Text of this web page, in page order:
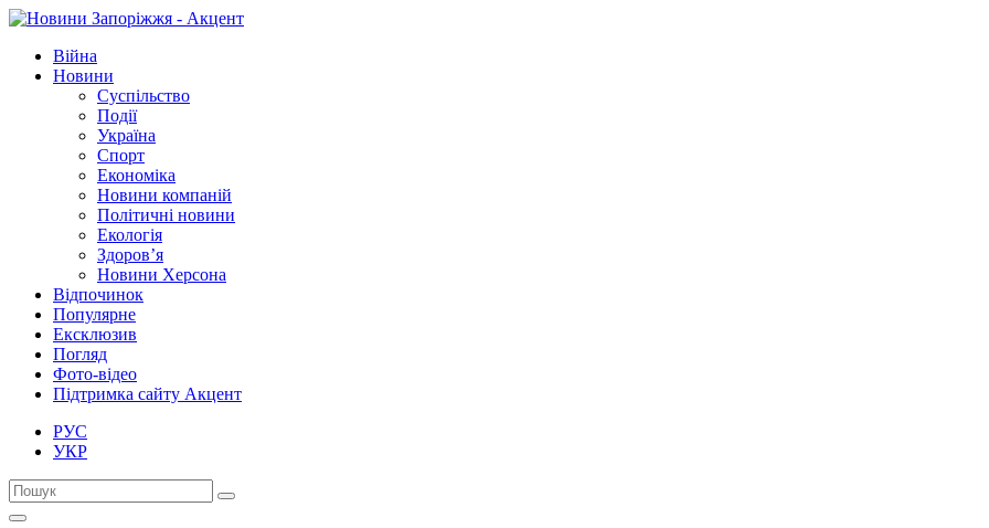
Війна
Новини
Суспільство
Події
Україна
Спорт
Економіка
Новини компаній
Політичні новини
Екологія
Здоров’я
Новини Херсона
Відпочинок
Популярне
Ексклюзив
Погляд
Фото-відео
Підтримка сайту Акцент
РУС
УКР